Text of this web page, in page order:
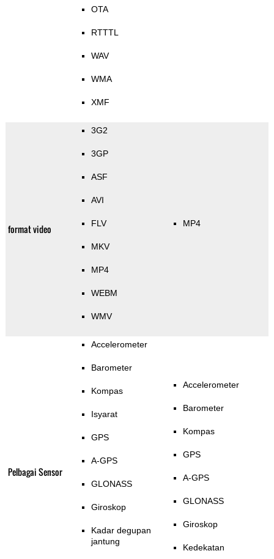
OTA
RTTTL
WAV
WMA
XMF
format video
3G2
3GP
ASF
AVI
FLV
MKV
MP4
WEBM
WMV
MP4
Pelbagai Sensor
Accelerometer
Barometer
Kompas
Isyarat
GPS
A-GPS
GLONASS
Giroskop
Kadar degupan
jantung
Accelerometer
Barometer
Kompas
GPS
A-GPS
GLONASS
Giroskop
Kedekatan